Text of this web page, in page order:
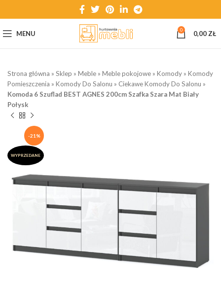
MENU 0 0,00 ZŁ
Strona główna » Sklep » Meble » Meble pokojowe » Komody » Komody
Pomieszczenia » Komody Do Salonu » Ciekawe Komody Do Salonu »
Komoda 6 Szuflad BEST AGNES 200cm Szafka Szara Mat Biały
Połysk
-21%
WYPRZEDANE